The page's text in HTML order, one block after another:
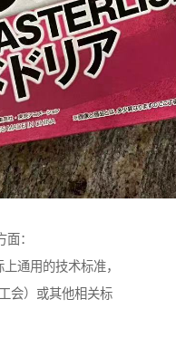
：
通用的技术标准，
会）或其他相关标